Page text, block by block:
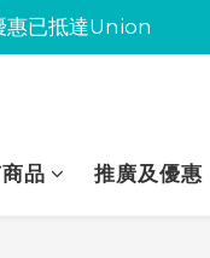
惠已抵達Union
惠已抵達Union
惠已抵達Union
品 推廣及優惠